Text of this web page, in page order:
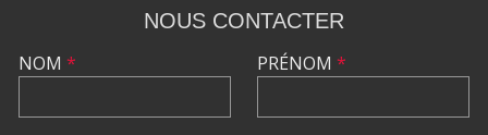
NOUS CONTACTER
NOM * PRÉNOM *